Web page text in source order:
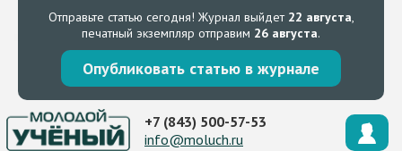
Отправьте статью сегодня! Журнал выйдет 22 августа,
печатный экземпляр отправим 26 августа.
Опубликовать статью в журнале
+7 (843) 500-57-53
info@moluch.ru